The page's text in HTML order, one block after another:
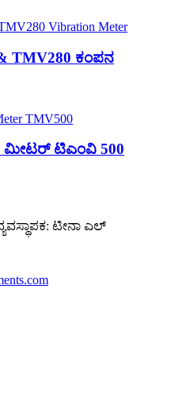
TMV280 ಕಂಪನ
ಟಿಎಂವಿ 500
ಟೀನಾ ಎಲ್